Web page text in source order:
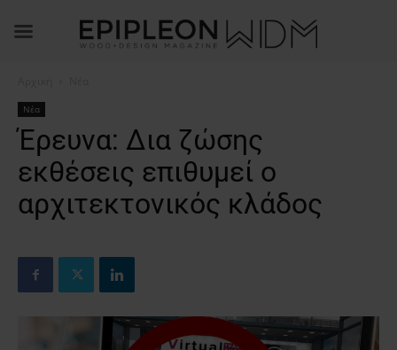
Νέα
Έρευνα: Δια ζώσης
εκθέσεις επιθυμεί ο
αρχιτεκτονικός κλάδος